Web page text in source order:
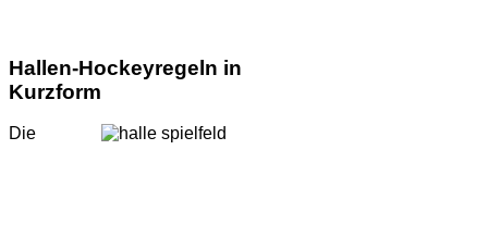
Hallen-Hockeyregeln in
Kurzform
Die